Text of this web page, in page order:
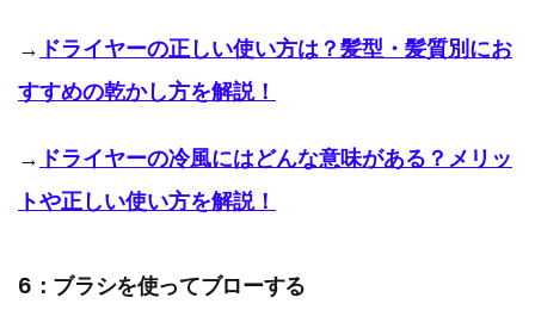
→ ドライヤーの正しい使い方は？髪型・髪質別にお
すすめの乾かし方を解説！
→ ドライヤーの冷風にはどんな意味がある？メリッ
トや正しい使い方を解説！
6：ブラシを使ってブローする